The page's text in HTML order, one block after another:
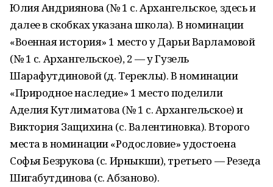
Юлия Андриянова (№ 1 с. Архангельское, здесь и
далее в скобках указана школа). В номинации
«Военная история» 1 место у Дарьи Варламовой
(№ 1 с. Архангельское), 2 — у Гузель
Шарафутдиновой (д. Тереклы). В номинации
«Природное наследие» 1 место поделили
Аделия Кутлиматова (№ 1 с. Архангельское) и
Виктория Защихина (с. Валентиновка). Второго
места в номинации «Родословие» удостоена
Софья Безрукова (с. Ирныкши), третьего — Резеда
Шигабутдинова (с. Абзаново).